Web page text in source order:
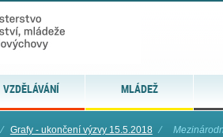
VZDĚLÁVÁNÍ MLÁDEŽ
⁄ Grafy - ukončení výzvy 15.5.2018 ⁄